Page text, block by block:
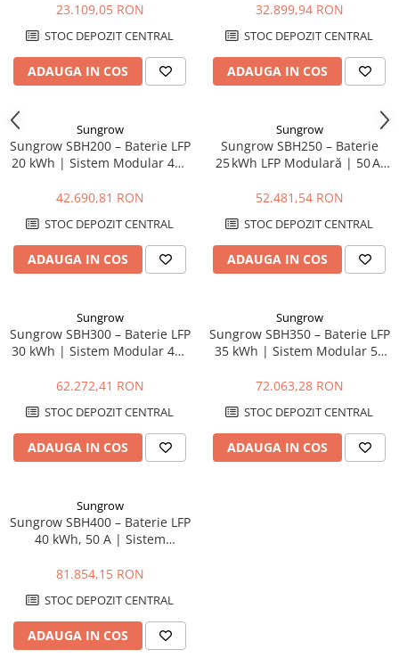
23.109,05 RON
STOC DEPOZIT CENTRAL
ADAUGA IN COS
32.899,94 RON
STOC DEPOZIT CENTRAL
ADAUGA IN COS
Sungrow
Sungrow SBH200 – Baterie LFP
20 kWh | Sistem Modular 48V
42.690,81 RON
STOC DEPOZIT CENTRAL
ADAUGA IN COS
Sungrow
Sungrow SBH250 – Baterie
25 kWh LFP Modulară | 50 A,
52.481,54 RON
STOC DEPOZIT CENTRAL
ADAUGA IN COS
Sungrow
Sungrow SBH300 – Baterie LFP
30 kWh | Sistem Modular 48V
62.272,41 RON
STOC DEPOZIT CENTRAL
ADAUGA IN COS
Sungrow
Sungrow SBH350 – Baterie LFP
35 kWh | Sistem Modular 50
72.063,28 RON
STOC DEPOZIT CENTRAL
ADAUGA IN COS
Sungrow
Sungrow SBH400 – Baterie LFP
40 kWh, 50 A | Sistem
IP55
81.854,15 RON
STOC DEPOZIT CENTRAL
ADAUGA IN COS